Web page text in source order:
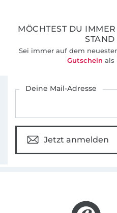
MÖCHTEST DU
STAND
Sei immer auf dem
Gutschein als
Deine Mail-Adresse
Jetzt anmelden